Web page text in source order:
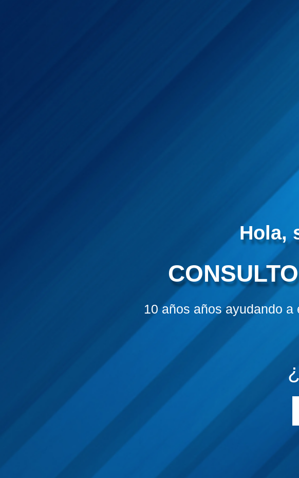
Hola,
10 años años ayudando